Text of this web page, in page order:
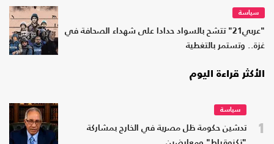
سياسة
"عربي21" تتشح بالسواد حدادا على شهداء الصحافة في
غزة.. وتستمر بالتغطية
الأكثر قراءة اليوم
1
سياسة
تدشين حكومة ظل مصرية في الخارج بمشاركة